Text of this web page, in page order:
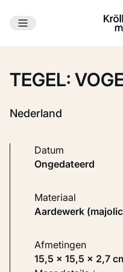
Ga naar
TEGEL:
Nederland
Datum
ongedateerd
Materiaal
Aardewerk
Afmetingen
15,5 × 15,5 × 2,7